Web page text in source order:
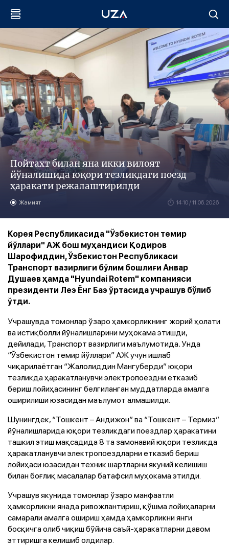
Пойтахт билан яна икки вилоят
йўналишида юқори тезликдаги поезд
ҳаракати режалаштирилди
Жамият 14:10 / 11.06.2026
Корея Республикасида "Ўзбекистон темир
йўллари" АЖ бош муҳандиси Қодиров
Шарофиддин, Ўзбекистон Республикаси
Транспорт вазирлиги бўлим бошлиғи Анвар
Душаев ҳамда "Hyundai Rotem" компанияси
президенти Леэ Ёнг Баэ ўртасида учрашув бўлиб
ўтди.
Учрашувда томонлар ўзаро ҳамкорликнинг жорий ҳолати
ва истиқболли йўналишларини муҳокама этишди,
дейилади, Транспорт вазирлиги маълумотида.Унда
“Ўзбекистон темир йўллари” АЖ учун ишлаб
чиқарилаётган “Жалолиддин Мангуберди” юқори
тезликда ҳаракатланувчи электропоездни етказиб
бериш лойиҳасининг белгиланган муддатларда амалга
оширилиши юзасидан маълумот алмашилди.
Шунингдек, “Тошкент – Андижон” ва “Тошкент – Термиз”
йўналишларида юқори тезликдаги поездлар ҳаракатини
ташкил этиш мақсадида 8 та замонавий юқори тезликда
ҳаракатланувчи электропоездларни етказиб бериш
лойиҳаси юзасидан техник шартларни якуний келишиш
билан боғлиқ масалалар батафсил муҳокама этилди.
Учрашув якунида томонлар ўзаро манфаатли
ҳамкорликни янада ривожлантириш, қўшма лойиҳаларни
самарали амалга ошириш ҳамда ҳамкорликни янги
босқичга олиб чиқиш бўйича саъй-ҳаракатларни давом
эттиришга келишиб олдилар.